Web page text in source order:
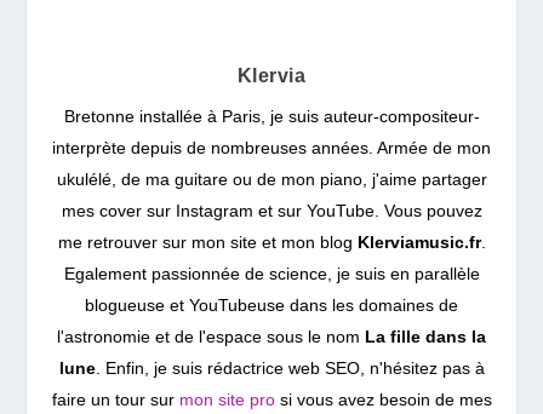
Klervia
Bretonne installée à Paris, je suis auteur-compositeur-
interprète depuis de nombreuses années. Armée de mon
ukulélé, de ma guitare ou de mon piano, j'aime partager
mes cover sur Instagram et sur YouTube. Vous pouvez
me retrouver sur mon site et mon blog Klerviamusic.fr.
Egalement passionnée de science, je suis en parallèle
blogueuse et YouTubeuse dans les domaines de
l'astronomie et de l'espace sous le nom La fille dans la
lune. Enfin, je suis rédactrice web SEO, n'hésitez pas à
faire un tour sur mon site prosi vous avez besoin de mes